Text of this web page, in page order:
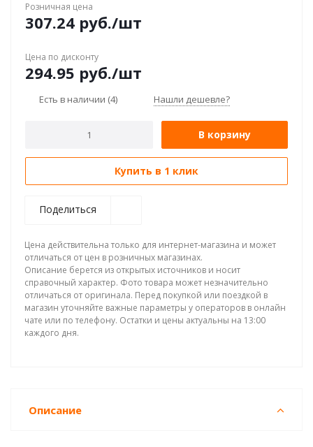
Розничная цена
307.24 руб./шт
Цена по дисконту
294.95 руб./шт
Есть в наличии (4) Нашли дешевле?
В корзину
Купить в 1 клик
Поделиться
Цена действительна только для интернет-магазина и может
отличаться от цен в розничных магазинах.
Описание берется из открытых источников и носит
справочный характер. Фото товара может незначительно
отличаться от оригинала. Перед покупкой или поездкой в
магазин уточняйте важные параметры у операторов в онлайн
чате или по телефону. Остатки и цены актуальны на 13:00
каждого дня.
Описание